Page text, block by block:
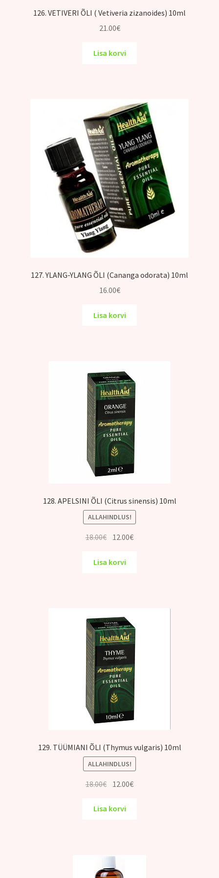
126. VETIVERI ÕLI ( Vetiveria zizanoides) 10ml
21.00€
Lisa korvi
127. YLANG-YLANG ÕLI (Cananga odorata) 10ml
16.00€
Lisa korvi
128. APELSINI ÕLI (Citrus sinensis) 10ml
ALLAHINDLUS!
18.00€ Algne
oli:
12.00€Praegune
Lisa korvi
129. TÜÜMIANI ÕLI (Thymus vulgaris) 10ml
ALLAHINDLUS!
18.00€ Algne
oli:
12.00€Praegune
Lisa korvi